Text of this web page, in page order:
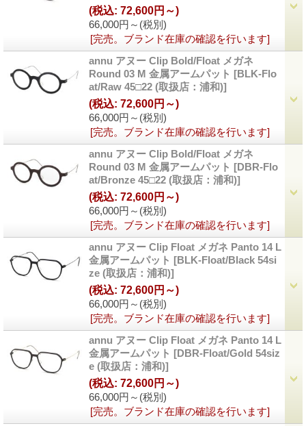
66,000円～ (税別)
(税込: 72,600円～)
[完売。ブランド在庫の確認を行います]
annu アヌー Clip Bold/Float メガネ
Round 03 M 金属アームパット [BLK-Flo
at/Raw 45□22 (取扱店：浦和)]
66,000円～ (税別)
(税込: 72,600円～)
[完売。ブランド在庫の確認を行います]
annu アヌー Clip Bold/Float メガネ
Round 03 M 金属アームパット [DBR-Flo
at/Bronze 45□22 (取扱店：浦和)]
66,000円～ (税別)
(税込: 72,600円～)
[完売。ブランド在庫の確認を行います]
annu アヌー Clip Float メガネ Panto 14 L
金属アームパット [BLK-Float/Black 54si
ze (取扱店：浦和)]
66,000円～ (税別)
(税込: 72,600円～)
[完売。ブランド在庫の確認を行います]
annu アヌー Clip Float メガネ Panto 14 L
金属アームパット [DBR-Float/Gold 54siz
e (取扱店：浦和)]
66,000円～ (税別)
(税込: 72,600円～)
[完売。ブランド在庫の確認を行います]